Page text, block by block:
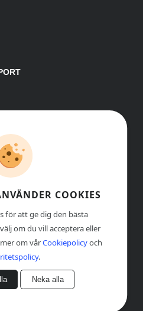
HYDRAULIC AB
COOKIES
för att ge dig den bästa
om du vill acceptera eller
om vårCookiepolicyoch
.
Neka alla